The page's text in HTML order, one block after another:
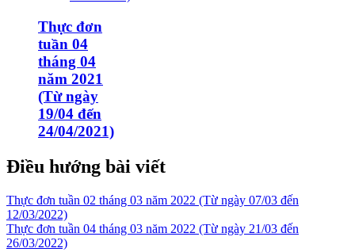
Thực đơn
tuần 04
tháng 04
năm 2021
(Từ ngày
19/04 đến
24/04/2021)
Điều hướng bài viết
Thực đơn tuần 02 tháng 03 năm 2022 (Từ ngày 07/03 đến
12/03/2022)
Thực đơn tuần 04 tháng 03 năm 2022 (Từ ngày 21/03 đến
26/03/2022)